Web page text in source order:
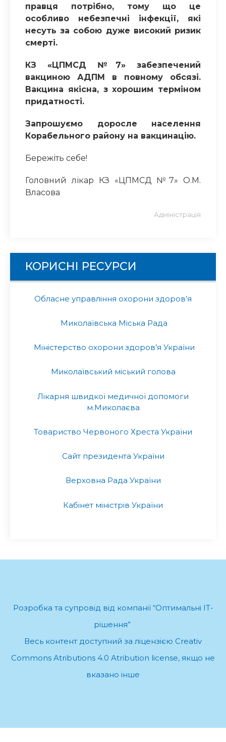
правця потрібно, тому що це
особливо небезпечні інфекції, які
несуть за собою дуже високий ризик
смерті.
КЗ «ЦПМСД №7» забезпечений
вакциною АДПМ в повному обсязі.
Вакцина якісна, з хорошим терміном
придатності.
Запрошуємо доросле населення
Корабельного району на вакцинацію.
Бережіть себе!
Головний лікар КЗ «ЦПМСД №7» О.М.
Власова
Адміністрація
КОРИСНІ РЕСУРСИ
Обласне управління охорони здоров’я
Миколаївська Міська Рада
Міністерство охорони здоров’я України
Миколаївський міський голова
Лікарня швидкої медичної допомоги
м.Миколаєва
Товариство Червоного Хреста України
Сайт президента України
Верховна Рада України
Кабінет міністрів України
Розробка та супровід від компанії “Оптимальні ІТ-
рішення”.
Весь контент доступний за ліцензією Creativ
Commons Atributions 4.0 Atribution license, якщо не
вказано інше